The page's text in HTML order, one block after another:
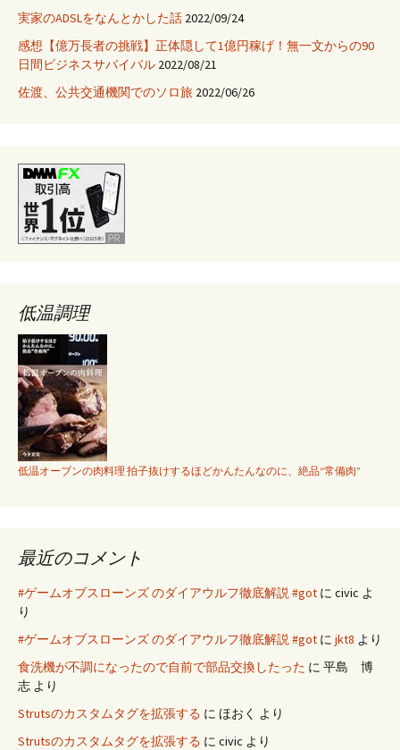
#niigatapm
#nds39
実家のADSLをなんとかした話 2022/09/24
感想【億万長者の挑戦】正体隠して1億円稼げ！無一文からの90
日間ビジネスサバイバル 2022/08/21
佐渡、公共交通機関でのソロ旅 2022/06/26
低温調理
低温オーブンの肉料理 拍子抜けするほどかんたんなのに、絶品“常備肉”
最近のコメント
#ゲームオブスローンズ のダイアウルフ徹底解説 #got に civic よ
り
#ゲームオブスローンズ のダイアウルフ徹底解説 #got に jkt8 より
食洗機が不調になったので自前で部品交換したった に 平島 博
志 より
Strutsのカスタムタグを拡張する に ほおく より
Strutsのカスタムタグを拡張する に civic より